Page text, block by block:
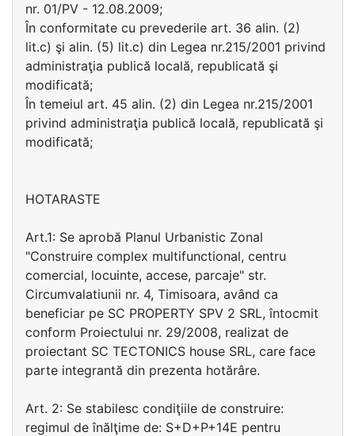
nr. 01/PV - 12.08.2009;
În conformitate cu prevederile art. 36 alin. (2)
lit.c) şi alin. (5) lit.c) din Legea nr.215/2001 privind
administraţia publică locală, republicată şi
modificată;
În temeiul art. 45 alin. (2) din Legea nr.215/2001
privind administraţia publică locală, republicată şi
modificată;
HOTARASTE
Art.1: Se aprobă Planul Urbanistic Zonal
"Construire complex multifunctional, centru
comercial, locuinte, accese, parcaje" str.
Circumvalatiunii nr. 4, Timisoara, având ca
beneficiar pe SC PROPERTY SPV 2 SRL, întocmit
conform Proiectului nr. 29/2008, realizat de
proiectant SC TECTONICS house SRL, care face
parte integrantă din prezenta hotărâre.
Art. 2: Se stabilesc condiţiile de construire:
regimul de înălţime de: S+D+P+14E pentru